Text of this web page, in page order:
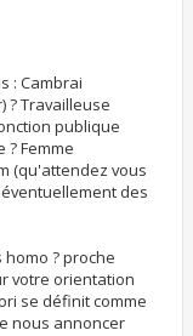
: Cambrai
? Travailleuse
publique
? Femme
(qu'attendez vous
des
? proche
votre orientation
se définit comme
nous annoncer